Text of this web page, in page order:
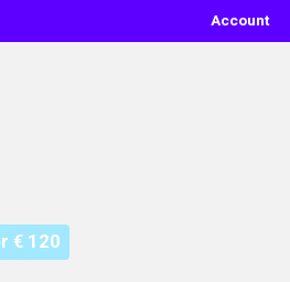
Account
€ 120